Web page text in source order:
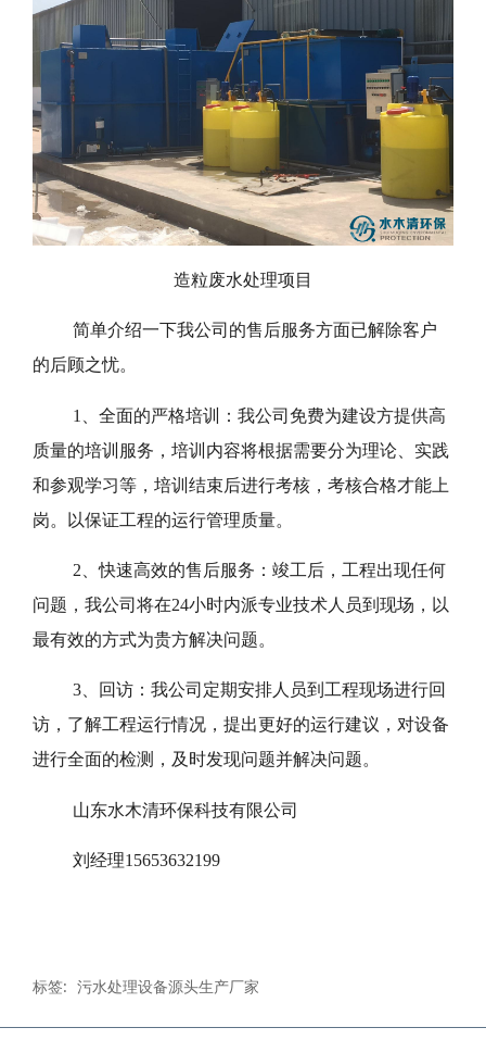
造粒废水处理项目
简单介绍一下我公司的售后服务方面已解除客户
的后顾之忧。
1、 全面的严格培训：我公司免费为建设方提供高
质量的培训服务，培训内容将根据需要分为理论、实践
和参观学习等，培训结束后进行考核，考核合格才能上
岗。以保证工程的运行管理质量。
2、快速高效的售后服务：竣工后，工程出现任何
问题，我公司将在24小时内派专业技术人员到现场，以
最有效的方式为贵方解决问题。
3、
回访：我公司定期安排人员到工程现场进行回
访，了解工程运行情况，提出更好的运行建议，对设备
进行全面的检测，及时发现问题并解决问题。
山东水木清环保科技有限公司
刘经理15653632199
标签: 污水处理设备源头生产厂家